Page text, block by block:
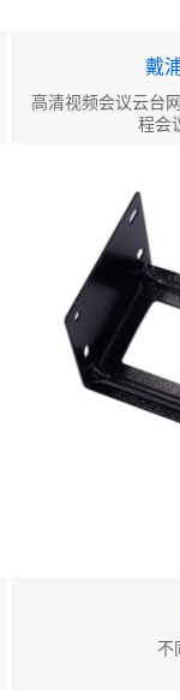
戴
高清视频会议云台
程会
不